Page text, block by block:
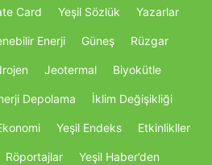
Card Yeşil Sözlük Yazarlar
Enerji Güneş Rüzgar
Jeotermal Biyokütle
Depolama İklim Değişikliği
Yeşil Endeks Etkinlikller
Röportajlar Yeşil Haber’den